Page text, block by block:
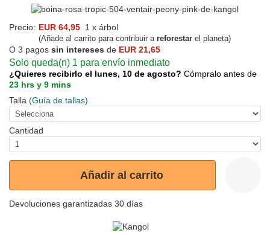
Precio: EUR 64,95 1 x árbol
(Añade al carrito para contribuir a reforestar el planeta)
O 3 pagos sin intereses de EUR 21,65
Solo queda(n) 1 para envío inmediato
¿Quieres recibirlo el lunes, 10 de agosto? Cómpralo antes de
23 hrs y 9 mins
Talla (Guía de tallas)
Cantidad
Añadir al carrito
Devoluciones garantizadas 30 días